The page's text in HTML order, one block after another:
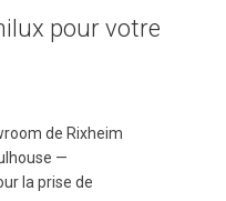
pour votre
de Rixheim
—
la prise de